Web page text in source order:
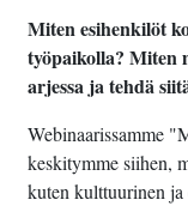
Miten esihenkilöt
työpaikolla? Miten
arjessa ja tehdä
Webinaarissamme
keskitymme siihen,
kuten kulttuurinen ja